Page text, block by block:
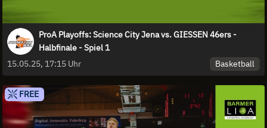
ProA Playoffs: Science City Jena vs. GIESSEN 46ers -
Halbfinale - Spiel 1
15.05.25, 17:15 Uhr
Basketball
FREE